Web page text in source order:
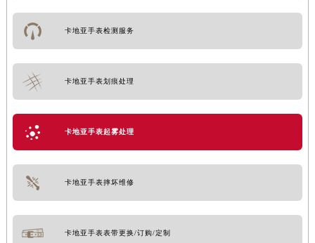
卡地亚手表检测服务
卡地亚手表划痕处理
卡地亚手表起雾处理
卡地亚手表摔坏维修
卡地亚手表表带更换/订购/定制